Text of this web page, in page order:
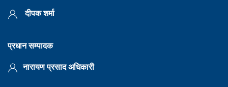
दीपक शर्मा
प्रधान सम्पादक
नारायण प्रसाद अधिकारी